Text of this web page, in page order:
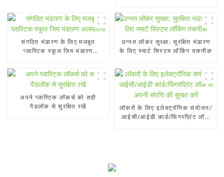
संगठित भंडारण के लिए मजबूत
प्लास्टिक स्कूल जिम भंडारण
उन्नत लॉकर सुरक्षा: सुरक्षित भंडारण
के लिए स्मार्ट सिस्टम लॉकिंग तकनीक
अपने प्लास्टिक लॉकर्स को सही
पैडलॉक से सुरक्षित रखें
लॉकरों के लिए इलेक्ट्रॉनिक संयोजन/
आईसी/आईडी कार्ड/फिंगरप्रिंट लॉक